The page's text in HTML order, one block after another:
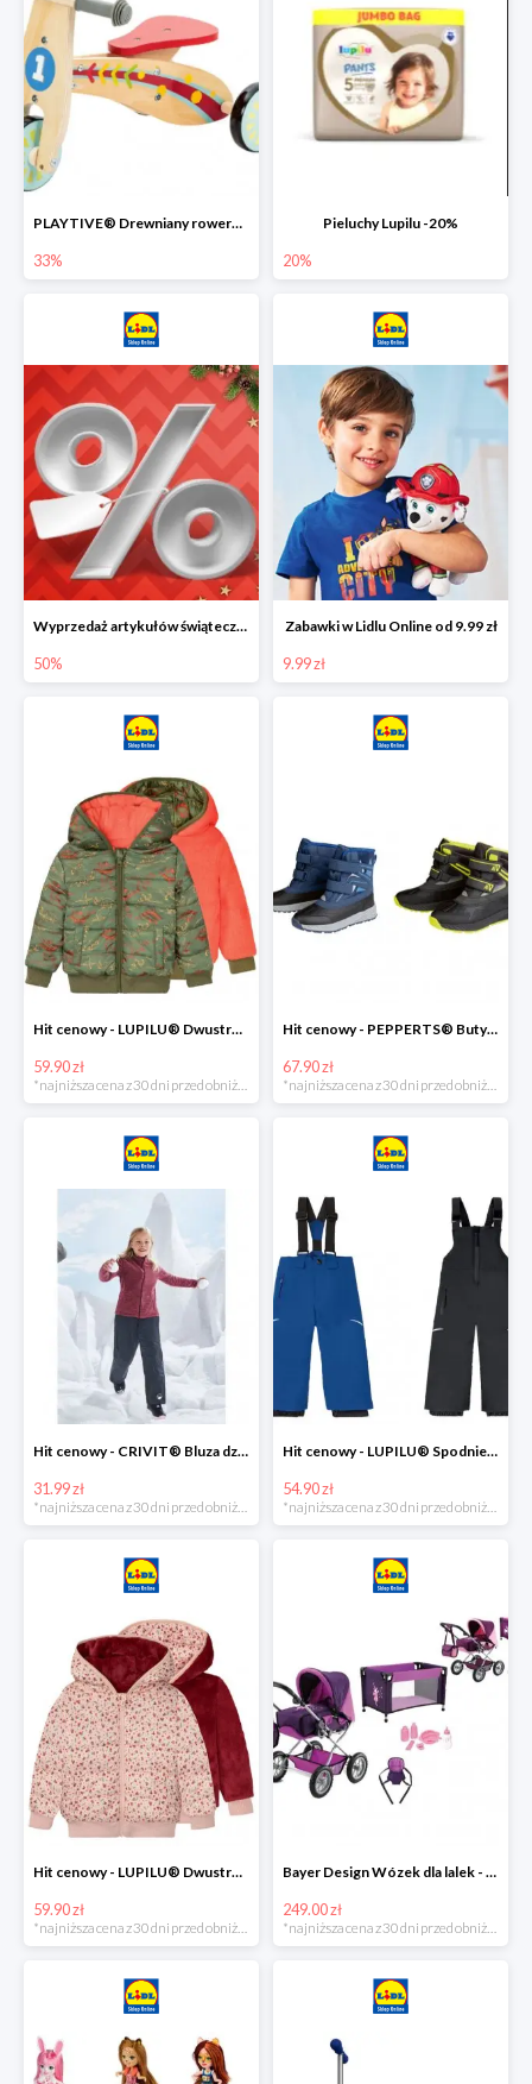
PLAYTIVE® Drewniany rowerek biegowy -33%
33%
Pieluchy Lupilu -20%
20%
Wyprzedaż artykułów świątecznych w Lidlu Online
50%
Zabawki w Lidlu Online od 9.99 zł
9.99 zł
Hit cenowy - LUPILU® Dwustronna kurtka dziecięca z polarem
59.90 zł
*najniższa cena z 30 dni przed obniżką
Hit cenowy - PEPPERTS® Buty zimowe chłopięce
67.90 zł
*najniższa cena z 30 dni przed obniżką
Hit cenowy - CRIVIT® Bluza dziewczęca z polaru
31.99 zł
Hit cenowy - LUPILU® Spodnie narciarskie chłopięce
54.90 zł
Hit cenowy - LUPILU® Dwustronna kurtka pikowana dziewczęca
59.90 zł
*najniższa cena z 30 dni przed obniżką
Bayer Design Wózek dla lalek - megazestaw
249.00 zł
*najniższa cena z 30 dni przed obniżką